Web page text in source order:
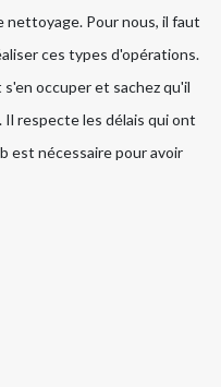
nettoyage. Pour nous, il faut
ces types d'opérations.
occuper et sachez qu'il
respecte les délais qui ont
est nécessaire pour avoir